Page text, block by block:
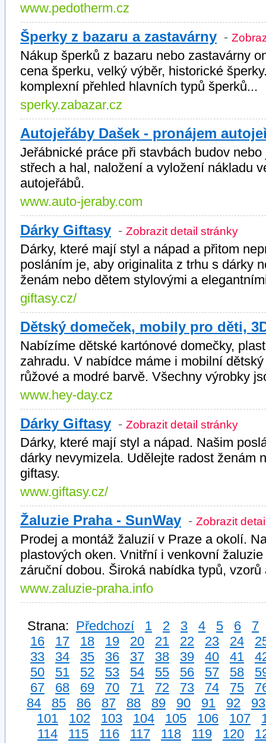
www.pedotherm.cz
Šperky z bazaru a zastavárny -
Nákup šperků z bazaru nebo zastavárny
cena šperku, velký výběr, historické
komplexní přehled hlavních typů šperků...
sperky.zabazar.cz
Autojeřáby Dašek - pronájem
Jeřábnické práce při stavbách budov
střech a hal, naložení a vyložení nákladu
autojeřábů.
www.auto-jeraby.com
Dárky Giftasy - Zobrazit detail stránky
Dárky, které mají styl a nápad a přitom
posláním je, aby originalita z trhu s dárky
ženám nebo dětem stylovými a
giftasy.cz/
Dětský domeček, mobily pro děti,
Nabízíme dětské kartónové domečky,
zahradu. V nabídce máme i mobilní
růžové a modré barvě. Všechny výrobky
www.hey-day.cz
Dárky Giftasy - Zobrazit detail stránky
Dárky, které mají styl a nápad. Našim
dárky nevymizela. Udělejte radost ženám
giftasy.
www.giftasy.cz/
Žaluzie Praha - SunWay - Zobrazit
Prodej a montáž žaluzií v Praze a okolí.
plastových oken. Vnitřní i venkovní
záruční dobou. Široká nabídka typů,
www.zaluzie-praha.info
Strana: Předchozí 1 2 3 4 5 6
7
16
17 18 19 20 21 22 23 24
33
34 35 36 37 38 39 40 41
50
51 52 53 54 55 56 57 58
67
68 69 70 71 72 73 74 75
84
85 86 87 88 89 90 91 92
93
101
102 103 104 105 106 107
114
115 116 117 118 119 120